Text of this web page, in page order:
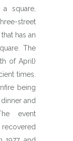
square,
street
has an
The
of April)
times.
being
and
event